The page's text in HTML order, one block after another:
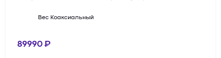
Вес Коаксиальный
89990